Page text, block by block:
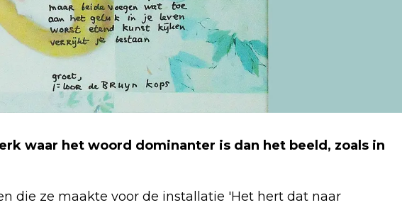
waar het woord dominanter is dan het beeld, zoals in
die ze maakte voor de installatie 'Het hert dat naar